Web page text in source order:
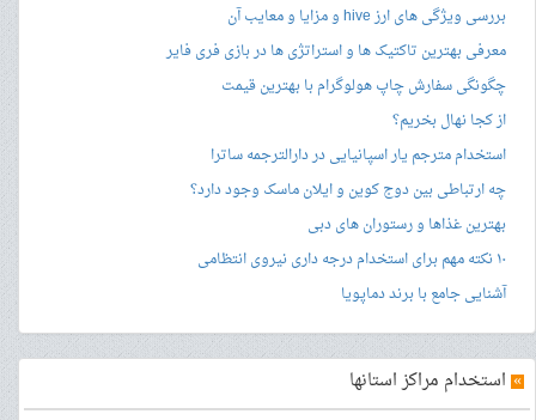
بررسی ویژگی های ارز hive و مزایا و معایب آن
معرفی بهترین تاکتیک ها و استراتژی ها در بازی فری فایر
چگونگی سفارش چاپ هولوگرام با بهترین قیمت
از کجا نهال بخریم؟
استخدام مترجم یار اسپانیایی در دارالترجمه ساترا
چه ارتباطی بین دوج کوین و ایلان ماسک وجود دارد؟
بهترین غذاها و رستوران های دبی
۱۰ نکته مهم برای استخدام درجه داری نیروی انتظامی
آشنایی جامع با برند دماپویا
» استخدام مراکز استانها